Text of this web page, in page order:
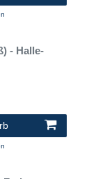
- Halle-